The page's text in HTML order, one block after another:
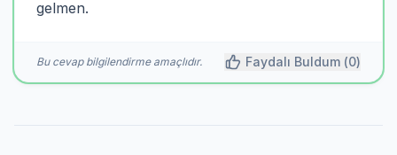
gelmen.
Bu cevap bilgilendirme amaçlıdır. Faydalı Buldum (0)